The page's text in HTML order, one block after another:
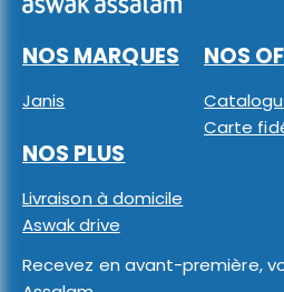
NOS MARQUES
Janis
NOS
Carte
NOS PLUS
Livraison à domicile
Aswak drive
Recevez en avant-première,